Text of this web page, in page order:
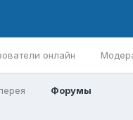
онлайн
Форумы